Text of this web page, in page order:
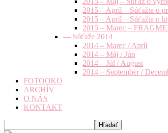
2015 – Apríl – Súťažte o
2015 – Apríl – Súťažte o
2015 – Marec –
— Súťaže 2014
2014 – Marec / Apríl
2014 – Máj / Jún
2014 – Júl / August
2014 – September /
FOTOOKO
ARCHÍV
O NÁS
KONTAKT